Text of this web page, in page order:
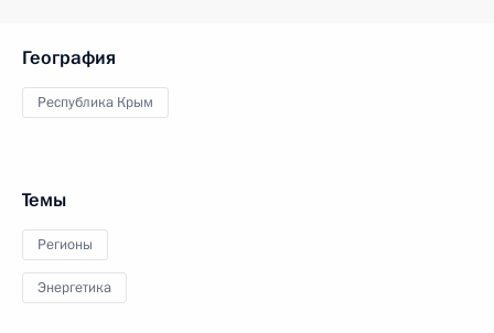
География
Республика Крым
Темы
Регионы
Энергетика